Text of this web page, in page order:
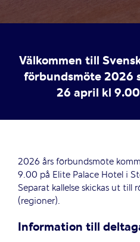
Välkommen till
förbundsmöte 2026
26 april kl
2026 års förbundsmöte
9.00 på Elite Palace Hotel i
Separat kallelse skickas ut till
(regioner).
Information till